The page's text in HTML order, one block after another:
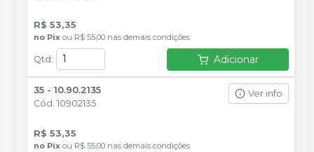
R$ 53,35
no Pix ou R$ 55,00 nas demais condições
Qtd : Adicionar
35 - 10.90.2135
Cód. 10902135
Ver info
R$ 53,35
no Pix ou R$ 55,00 nas demais condições